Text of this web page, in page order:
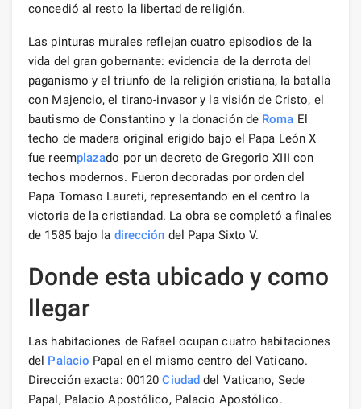
concedió al resto la libertad de religión.
Las pinturas murales reflejan cuatro episodios de la
vida del gran gobernante: evidencia de la derrota del
paganismo y el triunfo de la religión cristiana, la batalla
con Majencio, el tirano-invasor y la visión de Cristo, el
bautismo de Constantino y la donación de Roma El
techo de madera original erigido bajo el Papa León X
fue reemplazado por un decreto de Gregorio XIII con
techos modernos. Fueron decoradas por orden del
Papa Tomaso Laureti, representando en el centro la
victoria de la cristiandad. La obra se completó a finales
de 1585 bajo la dirección del Papa Sixto V.
Donde esta ubicado y como
llegar
Las habitaciones de Rafael ocupan cuatro habitaciones
del Palacio Papal en el mismo centro del Vaticano.
Dirección exacta: 00120Ciudad del Vaticano, Sede
Papal, Palacio Apostólico, Palacio Apostólico.